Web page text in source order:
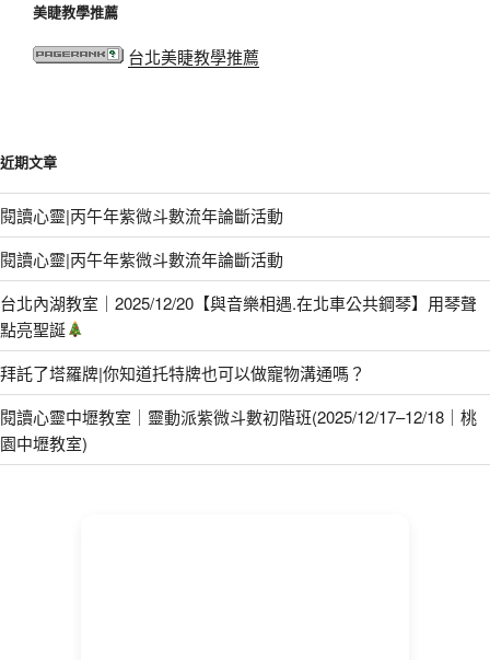
美睫教學推薦
台北美睫教學推薦
近期文章
閱讀心靈|丙午年紫微斗數流年論斷活動
閱讀心靈|丙午年紫微斗數流年論斷活動
台北內湖教室｜2025/12/20【與音樂相遇.在北車公共鋼琴】用琴聲
點亮聖誕
拜託了塔羅牌|你知道托特牌也可以做寵物溝通嗎？
閱讀心靈中壢教室｜靈動派紫微斗數初階班(2025/12/17–12/18｜桃
園中壢教室)